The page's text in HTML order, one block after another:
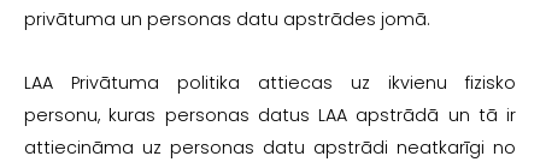
privātuma un personas datu apstrādes jomā.
LAA Privātuma politika attiecas uz ikvienu fizisko
personu, kuras personas datus LAA apstrādā un tā ir
attiecināma uz personas datu apstrādi neatkarīgi no